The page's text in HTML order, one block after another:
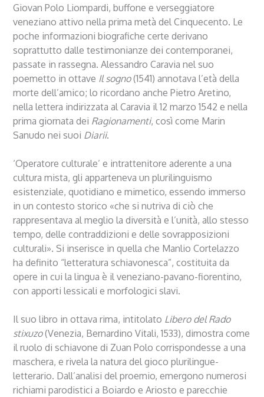
Giovan Polo Liompardi, buffone e verseggiatore
veneziano attivo nella prima metà del Cinquecento. Le
poche informazioni biografiche certe derivano
soprattutto dalle testimonianze dei contemporanei,
passate in rassegna. Alessandro Caravia nel suo
poemetto in ottave Il sogno(1541) annotava l’età della
morte dell’amico; lo ricordano anche Pietro Aretino,
nella lettera indirizzata al Caravia il 12 marzo 1542 e nella
prima giornata dei Ragionamenti, così come Marin
Sanudo nei suoi Diarii.
‘Operatore culturale’ e intrattenitore aderente a una
cultura mista, gli apparteneva un plurilinguismo
esistenziale, quotidiano e mimetico, essendo immerso
in un contesto storico «che si nutriva di ciò che
rappresentava al meglio la diversità e l’unità, allo stesso
tempo, delle contraddizioni e delle sovrapposizioni
culturali». Si inserisce in quella che Manlio Cortelazzo
ha definito “letteratura schiavonesca”, costituita da
opere in cui la lingua è il veneziano-pavano-fiorentino,
con apporti lessicali e morfologici slavi.
Il suo libro in ottava rima, intitolato Libero del Rado
stixuzo(Venezia, Bernardino Vitali, 1533), dimostra come
il ruolo di schiavone di Zuan Polo corrispondesse a una
maschera, e rivela la natura del gioco plurilingue-
letterario. Dall’analisi del proemio, emergono numerosi
richiami parodistici a Boiardo e Ariosto e parecchie